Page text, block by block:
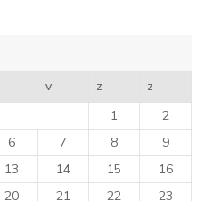
V Z Z
1
2
6 7 8
9
13 14 15
16
20 21 22 23